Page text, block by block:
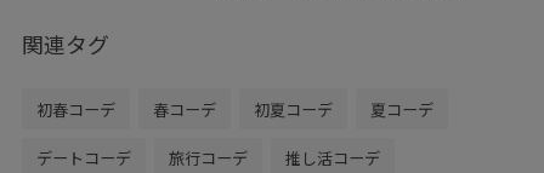
関連タグ
初春コーデ 春コーデ 初夏コーデ 夏コーデ
デートコーデ 旅行コーデ 推し活コーデ